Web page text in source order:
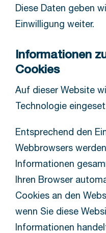
Diese Daten geben
Einwilligung weiter.
Informationen
Cookies
Auf dieser Website
Technologie
Entsprechend den
Webbrowsers
Informationen
Ihren Browser
Cookies an den
wenn Sie diese
Informationen